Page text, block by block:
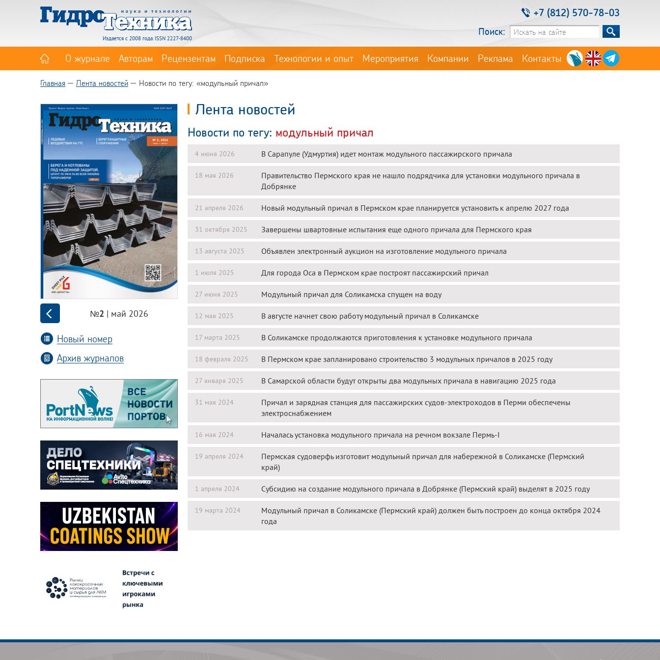
Издается с 2008 года. ISSN 2227-8400
+7 (812) 570-78-03
Поиск:
О журнале Авторам Рецензентам Подписка Технологии и опыт Мероприятия Компании Реклама Контакты
Главная Лента новостей Новости по тегу: «модульный причал»
№2 | май 2026
Новый номер
Архив журналов
Лента новостей
Новости по тегу: модульный причал
4 июня 2026 В Сарапуле (Удмуртия) идет монтаж модульного пассажирского причала
18 мая 2026
Правительство Пермского края не нашло подрядчика для установки модульного причала в
Добрянке
21 апреля 2026 Новый модульный причал в Пермском крае планируется установить к апрелю 2027 года
31 октября 2025 Завершены швартовные испытания еще одного причала для Пермского края
13 августа 2025 Объявлен электронный аукцион на изготовление модульного причала
1 июля 2025 Для города Оса в Пермском крае построят пассажирский причал
27 июня 2025 Модульный причал для Соликамска спущен на воду
12 мая 2025 В августе начнет свою работу модульный причал в Соликамске
17 марта 2025 В Соликамске продолжаются приготовления к установке модульного причала
18 февраля 2025 В Пермском крае запланировано строительство 3 модульных причалов в 2025 году
27 января 2025 В Самарской области будут открыты два модульных причала в навигацию 2025 года
31 мая 2024
Причал и зарядная станция для пассажирских судов-электроходов в Перми обеспечены
электроснабжением
16 мая 2024 Началась установка модульного причала на речном вокзале Пермь-I
19 апреля 2024
Пермская судоверфь изготовит модульный причал для набережной в Соликамске (Пермский
край)
1 апреля 2024 Субсидию на создание модульного причала в Добрянке (Пермский край) выделят в 2025 году
19 марта 2024
Модульный причал в Соликамске (Пермский край) должен быть построен до конца октября 2024
года